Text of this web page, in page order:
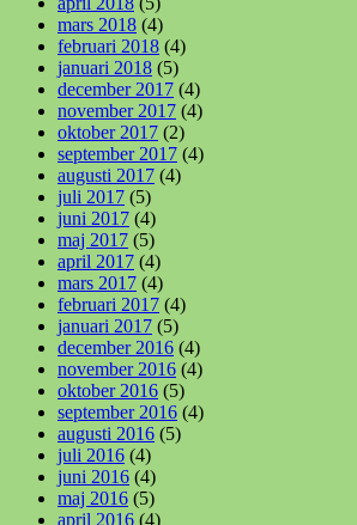
mars 2018 (4)
februari 2018 (4)
januari 2018 (5)
december 2017 (4)
november 2017 (4)
oktober 2017 (2)
september 2017 (4)
augusti 2017 (4)
juli 2017 (5)
juni 2017 (4)
maj 2017 (5)
april 2017 (4)
mars 2017 (4)
februari 2017 (4)
januari 2017 (5)
december 2016 (4)
november 2016 (4)
oktober 2016 (5)
september 2016 (4)
augusti 2016 (5)
juli 2016 (4)
juni 2016 (4)
maj 2016 (5)
april 2016 (4)